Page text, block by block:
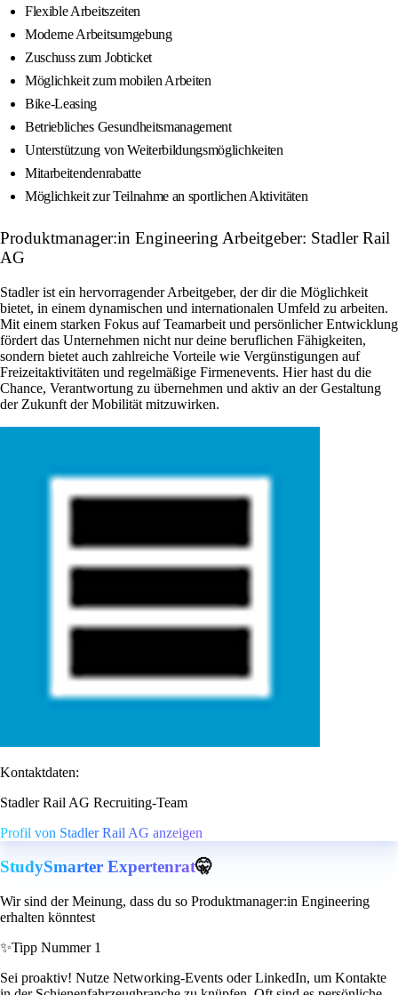
Flexible Arbeitszeiten
Moderne Arbeitsumgebung
Zuschuss zum Jobticket
Möglichkeit zum mobilen Arbeiten
Bike-Leasing
Betriebliches Gesundheitsmanagement
Unterstützung von Weiterbildungsmöglichkeiten
Mitarbeitendenrabatte
Möglichkeit zur Teilnahme an sportlichen Aktivitäten
Produktmanager:in Engineering Arbeitgeber: Stadler Rail
AG
Stadler ist ein hervorragender Arbeitgeber, der dir die Möglichkeit
bietet, in einem dynamischen und internationalen Umfeld zu arbeiten.
Mit einem starken Fokus auf Teamarbeit und persönlicher Entwicklung
fördert das Unternehmen nicht nur deine beruflichen Fähigkeiten,
sondern bietet auch zahlreiche Vorteile wie Vergünstigungen auf
Freizeitaktivitäten und regelmäßige Firmenevents. Hier hast du die
Chance, Verantwortung zu übernehmen und aktiv an der Gestaltung
der Zukunft der Mobilität mitzuwirken.
Kontaktdaten:
Stadler Rail AG Recruiting-Team
Profil von Stadler Rail AG anzeigen
StudySmarter Expertenrat🤫
Wir sind der Meinung, dass du so Produktmanager:in Engineering
erhalten könntest
✨Tipp Nummer 1
Sei proaktiv! Nutze Networking-Events oder LinkedIn, um Kontakte